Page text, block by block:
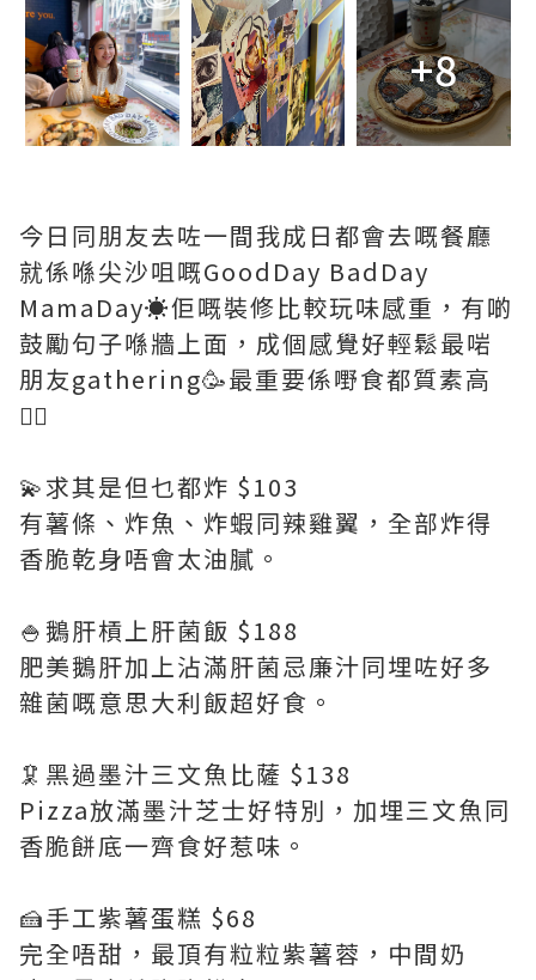
+8
今日同朋友去咗一間我成日都會去嘅餐廳
就係喺尖沙咀嘅GoodDay BadDay
MamaDay☀️佢嘅裝修比較玩味感重，有啲
鼓勵句子喺牆上面，成個感覺好輕鬆最啱
朋友gathering🥳最重要係嘢食都質素高
👍🏻
💫求其是但乜都炸 $103
有薯條、炸魚、炸蝦同辣雞翼，全部炸得
香脆乾身唔會太油膩。
🍚鵝肝槓上肝菌飯 $188
肥美鵝肝加上沾滿肝菌忌廉汁同埋咗好多
雜菌嘅意思大利飯超好食。
🦑黑過墨汁三文魚比薩 $138
Pizza放滿墨汁芝士好特別，加埋三文魚同
香脆餅底一齊食好惹味。
🍰手工紫薯蛋糕 $68
完全唔甜，最頂有粒粒紫薯蓉，中間奶